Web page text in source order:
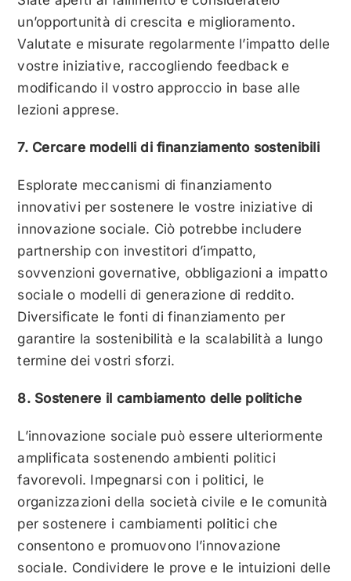
un’opportunità di crescita e miglioramento.
Valutate e misurate regolarmente l’impatto delle
vostre iniziative, raccogliendo feedback e
modificando il vostro approccio in base alle
lezioni apprese.
7. Cercare modelli di finanziamento sostenibili
Esplorate meccanismi di finanziamento
innovativi per sostenere le vostre iniziative di
innovazione sociale. Ciò potrebbe includere
partnership con investitori d’impatto,
sovvenzioni governative, obbligazioni a impatto
sociale o modelli di generazione di reddito.
Diversificate le fonti di finanziamento per
garantire la sostenibilità e la scalabilità a lungo
termine dei vostri sforzi.
8. Sostenere il cambiamento delle politiche
L’innovazione sociale può essere ulteriormente
amplificata sostenendo ambienti politici
favorevoli. Impegnarsi con i politici, le
organizzazioni della società civile e le comunità
per sostenere i cambiamenti politici che
consentono e promuovono l’innovazione
sociale. Condividere le prove e le intuizioni delle